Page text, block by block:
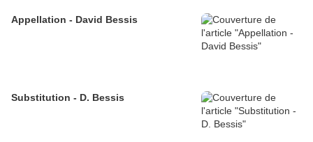
Appellation - David Bessis
Substitution - D. Bessis